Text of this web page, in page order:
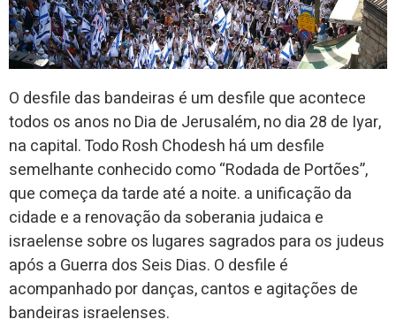
O desfile das bandeiras é um desfile que acontece
todos os anos no Dia de Jerusalém, no dia 28 de Iyar,
na capital. Todo Rosh Chodesh há um desfile
semelhante conhecido como “Rodada de Portões”,
que começa da tarde até a noite. a unificação da
cidade e a renovação da soberania judaica e
israelense sobre os lugares sagrados para os judeus
após a Guerra dos Seis Dias. O desfile é
acompanhado por danças, cantos e agitações de
bandeiras israelenses.